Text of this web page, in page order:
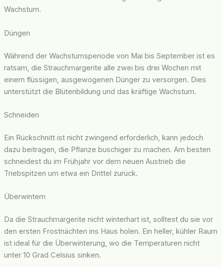
Wachstum.
Düngen
Während der Wachstumsperiode von Mai bis September ist es
ratsam, die Strauchmargerite alle zwei bis drei Wochen mit
einem flüssigen, ausgewogenen Dünger zu versorgen. Dies
unterstützt die Blütenbildung und das kräftige Wachstum.
Schneiden
Ein Rückschnitt ist nicht zwingend erforderlich, kann jedoch
dazu beitragen, die Pflanze buschiger zu machen. Am besten
schneidest du im Frühjahr vor dem neuen Austrieb die
Triebspitzen um etwa ein Drittel zurück.
Überwintern
Da die Strauchmargerite nicht winterhart ist, solltest du sie vor
den ersten Frostnächten ins Haus holen. Ein heller, kühler Raum
ist ideal für die Überwinterung, wo die Temperaturen nicht
unter 10 Grad Celsius sinken.